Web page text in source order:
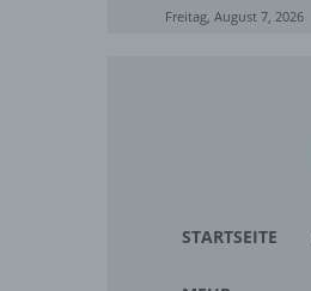
Freitag, August 7, 2026
STARTSEITE